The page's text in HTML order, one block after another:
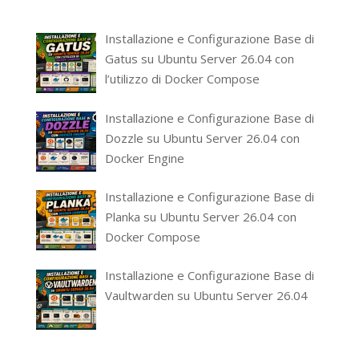
Installazione e Configurazione Base di
Gatus su Ubuntu Server 26.04 con
l’utilizzo di Docker Compose
Installazione e Configurazione Base di
Dozzle su Ubuntu Server 26.04 con
Docker Engine
Installazione e Configurazione Base di
Planka su Ubuntu Server 26.04 con
Docker Compose
Installazione e Configurazione Base di
Vaultwarden su Ubuntu Server 26.04